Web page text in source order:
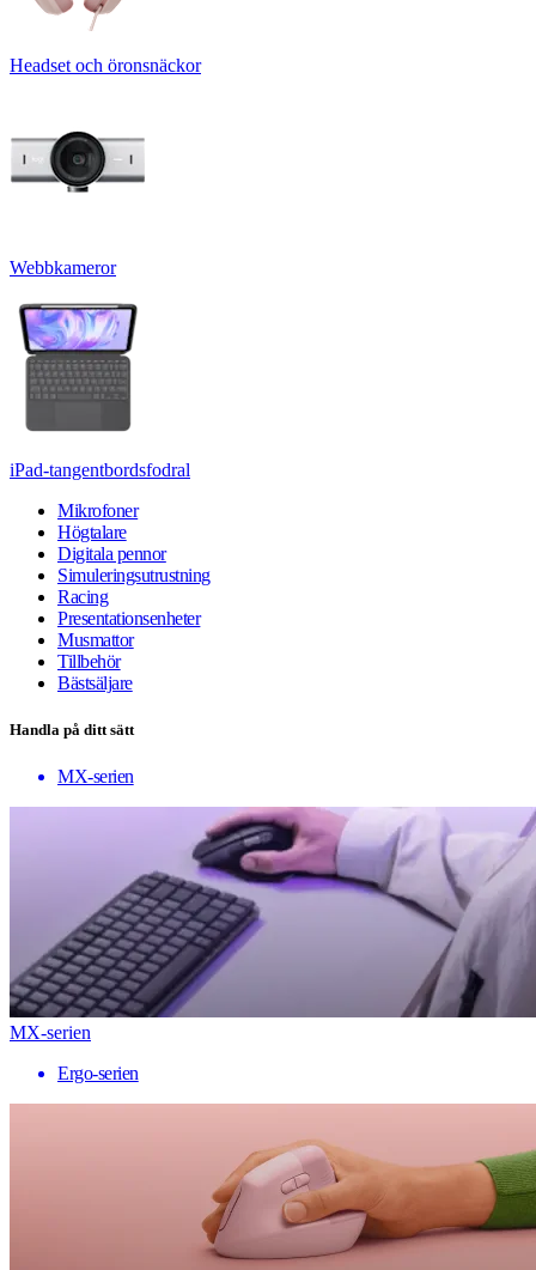
Headset och öronsnäckor
Webbkameror
iPad-tangentbordsfodral
Mikrofoner
Högtalare
Digitala pennor
Simuleringsutrustning
Racing
Presentationsenheter
Musmattor
Tillbehör
Bästsäljare
Handla på ditt sätt
MX-serien
MX-serien
Ergo-serien